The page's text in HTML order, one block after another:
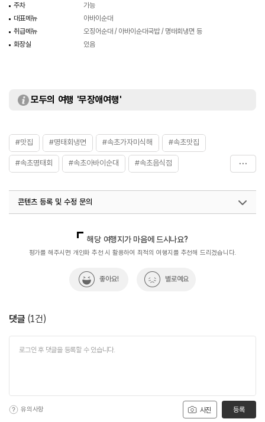
주차
가능
대표메뉴
아바이순대
취급메뉴
오징어순대 / 아바이순대국밥 / 명태회냉면 등
화장실
있음
모두의 여행 '무장애여행'
#맛집 #명태회냉면 #속초가자미식해 #속초맛집
#속초명태회 #속초아바이순대 #속초음식점
콘텐츠 등록 및 수정 문의
해당 여행지가 마음에 드시나요?
평가를 해주시면 개인화 추천 시 활용하여 최적의 여행지를 추천해 드리겠습니다.
좋아요! 별로예요
댓글 (1건)
사진
유의사항 등록